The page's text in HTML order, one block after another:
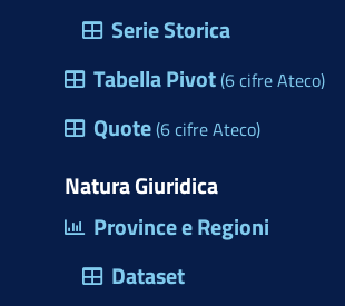
n
e
t
r
a
Serie Storica
Tabella Pivot(6 cifre Ateco)
Quote(6 cifre Ateco)
Natura Giuridica
Province e Regioni
Dataset